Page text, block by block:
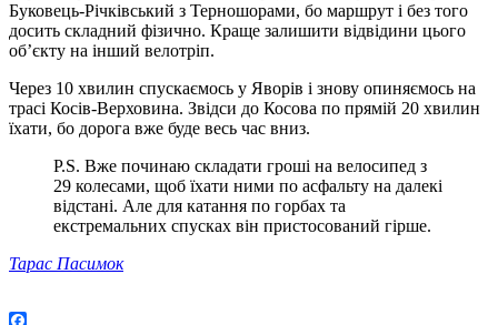
Буковець-Річківський з Терношорами, бо маршрут і без того
досить складний фізично. Краще залишити відвідини цього
об’єкту на інший велотріп.
Через 10 хвилин спускаємось у Яворів і знову опиняємось на
трасі Косів-Верховина. Звідси до Косова по прямій 20 хвилин
їхати, бо дорога вже буде весь час вниз.
P.S. Вже починаю складати гроші на велосипед з
29 колесами, щоб їхати ними по асфальту на далекі
відстані. Але для катання по горбах та
екстремальних спусках він пристосований гірше.
Тарас Пасимок